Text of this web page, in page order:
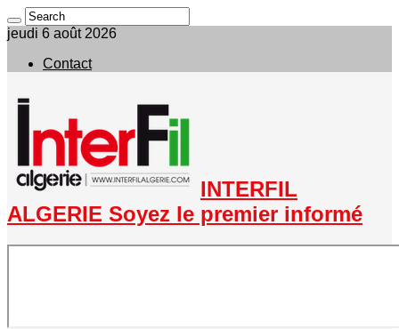
jeudi 6 août 2026
Contact
INTERFIL
ALGERIE Soyez le premier informé